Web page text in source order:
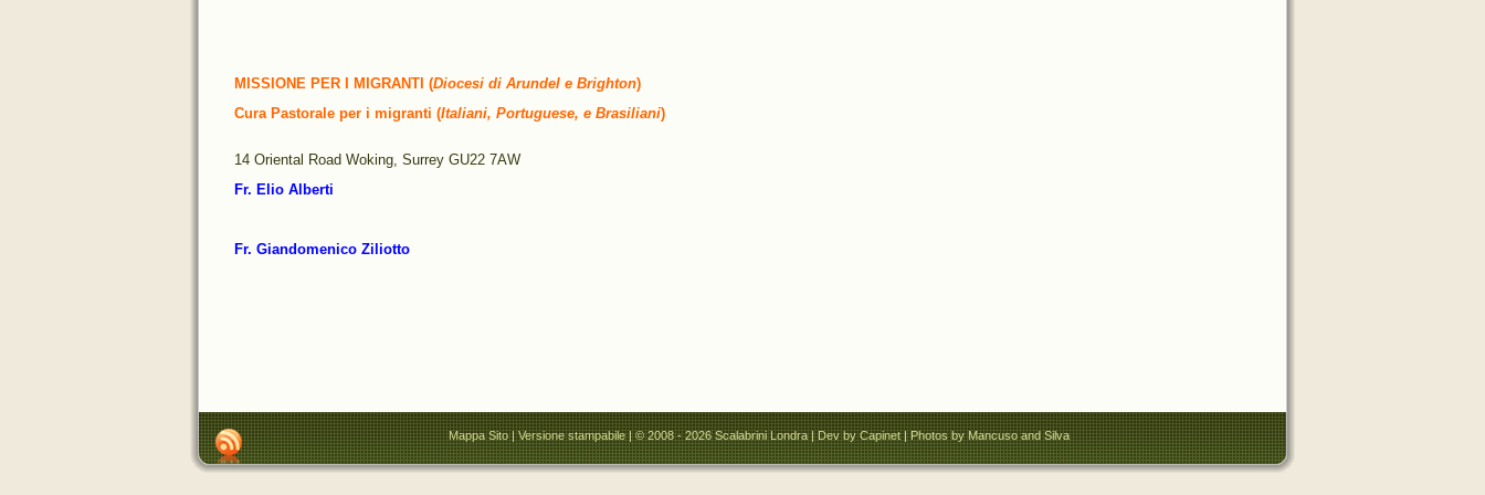
MISSIONE PER I MIGRANTI (Diocesi di Arundel e Brighton)
Cura Pastorale per i migranti (Italiani, Portuguese, e Brasiliani)
14 Oriental Road Woking, Surrey GU22 7AW
Fr. Elio Alberti
Fr. Giandomenico Ziliotto
Mappa Sito|Versione stampabile| © 2008 - 2026 Scalabrini Londra |Dev by Capinet| Photos by Mancuso and Silva